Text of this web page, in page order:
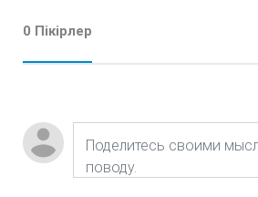
0 Пікірлер